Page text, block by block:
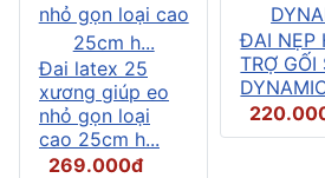
Đai latex 25
xương giúp eo
nhỏ gọn loại
cao 25cm h...
269.000đ
ĐAI NẸP
TRỢ GỐI